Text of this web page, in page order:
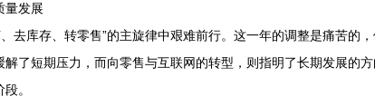
量发展
去库存、转零售”的主旋律中艰难前行。这一年的调整是痛苦
了短期压力，而向零售与互联网的转型，则指明了长期发展
。